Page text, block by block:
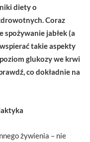
diety o
Coraz
spożywanie jabłek (a
takie aspekty
glukozy we krwi
co dokładnie na
żywienia – nie